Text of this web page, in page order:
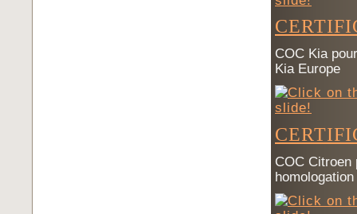
COC Kia
Kia Europe
COC Citroen